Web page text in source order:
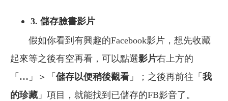
3. 儲存臉書影片
假如你看到有興趣的Facebook影片，想先收藏
起來等之後有空再看，可以點選影片右上方的
「 … 」＞「 儲存以便稍後觀看 」；之後再前往「 我
的珍藏 」項目，就能找到已儲存的FB影音了。